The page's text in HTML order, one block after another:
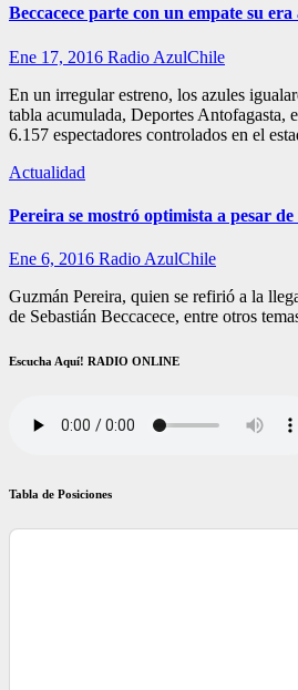
Beccacece parte con un empate su
Ene 17, 2016 Radio AzulChile
En un irregular estreno, los azules
tabla acumulada, Deportes Antofagasta,
6.157 espectadores controlados en el
Actualidad
Pereira se mostró optimista a pesar
Ene 6, 2016 Radio AzulChile
Guzmán Pereira, quien se refirió a la
de Sebastián Beccacece, entre otros
Escucha Aquí! RADIO ONLINE
Tabla de Posiciones